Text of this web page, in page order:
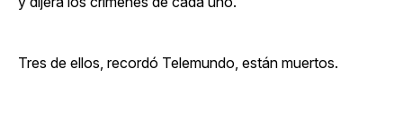
Tres de ellos, recordó Telemundo, están muertos.